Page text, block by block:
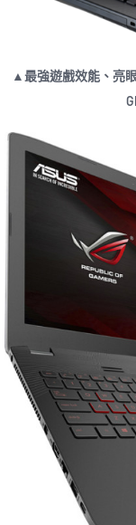
▲最強遊戲效能、亮